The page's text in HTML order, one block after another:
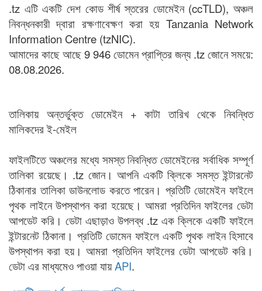
.tz এটি একটি দেশ কোড শীর্ষ স্তরের ডোমেইন (ccTLD), অঞ্চল
নিবন্ধনকারী দ্বারা রক্ষণাবেক্ষণ করা হয় Tanzania Network
Information Centre (tzNIC).
আমাদের কাছে আছে 9 946 ডোমেন প্রাপ্তির জন্য .tz জোনে সময়ে:
08.08.2026.
তালিকায় অন্তর্ভুক্ত ডোমেইন + কাটা তারিখ থেকে নিবন্ধিত
মালিকদের ই-মেইল
ফাইলটিতে অঞ্চলের মধ্যে সমস্ত নিবন্ধিত ডোমেইনের সর্বাধিক সম্পূর্ণ
তালিকা রয়েছে। .tz জোন। আপনি একটি ক্লিকে সমস্ত ইন্টারনেট
ঠিকানার তালিকা ডাউনলোড করতে পারেন। প্রতিটি ডোমেইন ফাইলে
পৃথক লাইনে উপস্থাপন করা হয়েছে। আমরা প্রতিদিন ফাইলের ডেটা
আপডেট করি। ডেটা এছাড়াও উপলব্ধ .tz এক ক্লিকে একটি ফাইলে
ইন্টারনেট ঠিকানা। প্রতিটি ডোমেন ফাইলে একটি পৃথক লাইন হিসাবে
উপস্থাপন করা হয়। আমরা প্রতিদিন ফাইলের ডেটা আপডেট করি।
ডেটা এর মাধ্যমেও পাওয়া যায়API.